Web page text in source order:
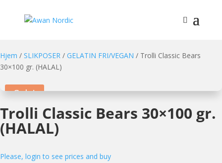
Hjem / SLIKPOSER / GELATIN FRI/VEGAN / Trolli Classic Bears
30×100 gr. (HALAL)
Sale!
Trolli Classic Bears 30×100 gr.
(HALAL)
Please, login to see prices and buy